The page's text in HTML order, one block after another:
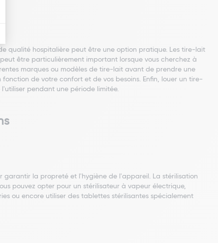
qualité hospitalière peut être une option pratique. Les tire-lait
être particulièrement important lorsque vous cherchez à
marques ou modèles de tire-lait avant de prendre une
de votre confort et de vos besoins. Enfin, louer un tire-
pendant une période limitée.
garantir la propreté et l'hygiène de l'appareil. La stérilisation
pouvez opter pour un stérilisateur à vapeur électrique,
ou encore utiliser des tablettes stérilisantes spécialement